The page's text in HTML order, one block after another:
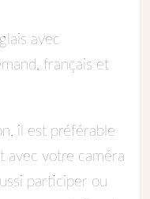
avec
français et
il est préférable
avec votre caméra
participer ou